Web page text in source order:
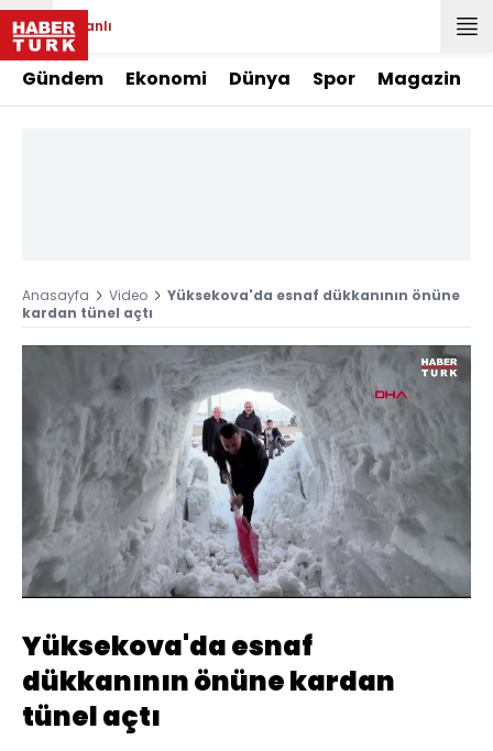
Canlı
Gündem Ekonomi Dünya Spor Magazin
Anasayfa Video
Yüksekova'da esnaf dükkanının önüne
kardan tünel açtı
Sesi
Aç
480
Yüklendi
27.20%
Oynatma
Hızı
Yüksekova'da esnaf
dükkanının önüne kardan
tünel açtı